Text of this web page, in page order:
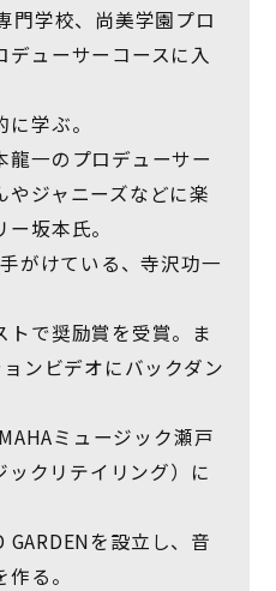
門学校、尚美学園プロ
デューサーコースに入
学ぶ。
龍一のプロデューサー
やジャニーズなどに楽
坂本氏。
がけている、寺沢功一
トで奨励賞を受賞。ま
ンビデオにバックダン
ミュージック瀬戸
ックリテイリング）に
を設立し、音
る。